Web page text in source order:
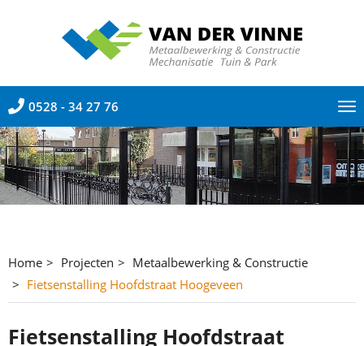
0528 - 34 27 76
Home Projecten
Metaalbewerking & Constructie
Fietsenstalling Hoofdstraat Hoogeveen
Fietsenstalling Hoofdstraat